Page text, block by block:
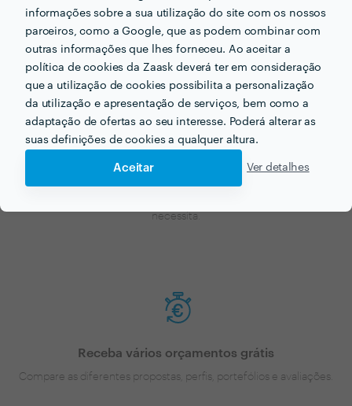
informações sobre a sua utilização do site com os nossos
parceiros, como a Google, que as podem combinar com
outras informações que lhes forneceu. Ao aceitar a
política de cookies da Zaask deverá ter em consideração
que a utilização de cookies possibilita a personalização
da utilização e apresentação de serviços, bem como a
adaptação de ofertas ao seu interesse. Poderá alterar as
suas definições de cookies a qualquer altura.
Aceitar Ver detalhes
Agora que tem uma ideia dos preços vamos encontar
o profissional certo para si!
Faça o seu pedido sem compromisso
necessita.
Receba vários orçamentos grátis
Compare as diferentes propostas, perfis, portefólios e avaliações.